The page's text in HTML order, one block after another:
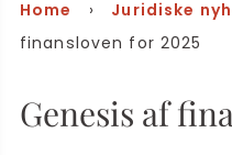
Home › Juridiske
finansloven for 2025
Genesis af